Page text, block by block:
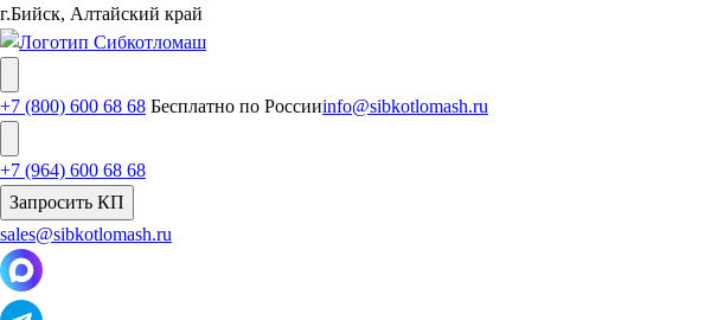
г.Бийск, Алтайский край
+7 (800) 600 68 68 Бесплатно по Россииinfo@sibkotlomash.ru
+7 (964) 600 68 68
Запросить КП
sales@sibkotlomash.ru